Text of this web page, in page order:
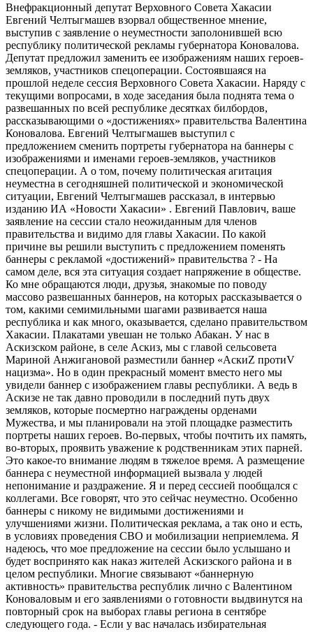
Внефракционный депутат Верховного Совета Хакасии
Евгений Челтыгмашев взорвал общественное мнение,
выступив с заявление о неуместности заполонившей всю
республику политической рекламы губернатора Коновалова.
Депутат предложил заменить ее изображениям наших героев-
земляков, участников спецоперации. Состоявшаяся на
прошлой неделе сессия Верховного Совета Хакасии. Наряду с
текущими вопросами, в ходе заседания была поднята тема о
развешанных по всей республике десятках билбордов,
рассказывающими о «достижениях» правительства Валентина
Коновалова. Евгений Челтыгмашев выступил с
предложением сменить портреты губернатора на баннеры с
изображениями и именами героев-земляков, участников
спецоперации. А о том, почему политическая агитация
неуместна в сегодняшней политической и экономической
ситуации, Евгений Челтыгмашев рассказал, в интервью
изданию ИА «Новости Хакасии» . Евгений Павлович, ваше
заявление на сессии стало неожиданным для членов
правительства и видимо для главы Хакасии. По какой
причине вы решили выступить с предложением поменять
баннеры с рекламой «достижений» правительства ? - На
самом деле, вся эта ситуация создает напряжение в обществе.
Ко мне обращаются люди, друзья, знакомые по поводу
массово развешанных баннеров, на которых рассказывается о
том, какими семимильными шагами развивается наша
республика и как много, оказывается, сделано правительством
Хакасии. Плакатами увешан не только Абакан. У нас в
Аскизском районе, в селе Аскиз, мы с главой сельсовета
Мариной Анжигановой разместили баннер «АскиZ протиV
нацизма». Но в один прекрасный момент вместо него мы
увидели баннер с изображением главы республики. А ведь в
Аскизе не так давно проводили в последний путь двух
земляков, которые посмертно награждены орденами
Мужества, и мы планировали на этой площадке разместить
портреты наших героев. Во-первых, чтобы почтить их память,
во-вторых, проявить уважение к родственникам этих парней.
Это какое-то внимание людям в тяжелое время. А размещение
баннера с неуместной информацией вызвала у людей
непонимание и раздражение. Я и перед сессией пообщался с
коллегами. Все говорят, что это сейчас неуместно. Особенно
баннеры с никому не видимыми достижениями и
улучшениями жизни. Политическая реклама, а так оно и есть,
в условиях проведения СВО и мобилизации неприемлема. Я
надеюсь, что мое предложение на сессии было услышано и
будет воспринято как наказ жителей Аскизского района и в
целом республики. Многие связывают «баннерную
активность» правительства республик лично с Валентином
Коноваловым и его заявлениями о готовности выдвинутся на
повторный срок на выборах главы региона в сентябре
следующего года. - Если у вас началась избирательная